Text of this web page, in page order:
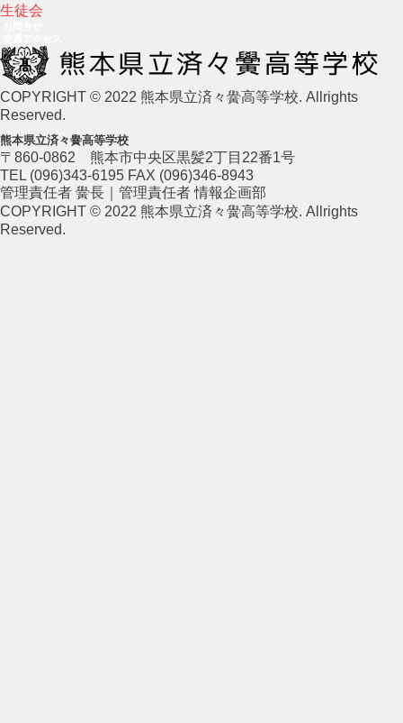
生徒会
COPYRIGHT © 2022 熊本県立済々黌高等学校. Allrights
Reserved.
熊本県立済々黌高等学校
〒860-0862 熊本市中央区黒髪2丁目22番1号
TEL (096)343-6195 FAX (096)346-8943
管理責任者 黌長｜管理責任者 情報企画部
COPYRIGHT © 2022 熊本県立済々黌高等学校. Allrights
Reserved.